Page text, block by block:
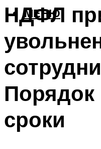
МЕНЮ
НДФЛ
сроки